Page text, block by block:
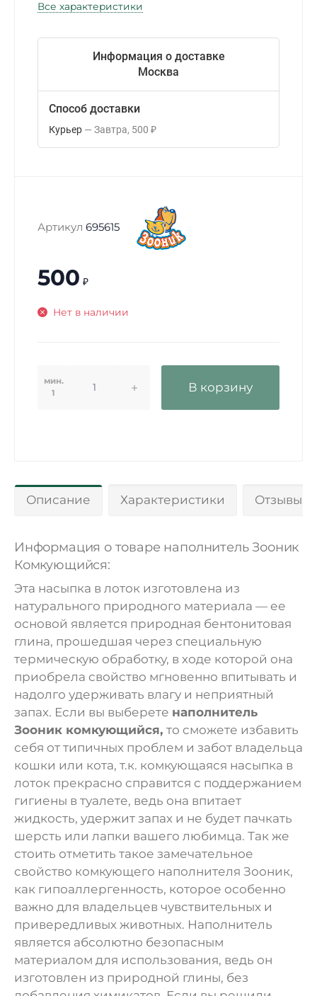
Все характеристики
Информация о доставке
Москва
Способ доставки
Курьер Завтра 500 ₽
Артикул 695615
500 ₽
Нет в наличии
мин.
1
В корзину
Описание Характеристики Отзывы 0
Информация о товаре наполнитель Зооник
Комкующийся:
Эта насыпка в лоток изготовлена из
натурального природного материала — ее
основой является природная бентонитовая
глина, прошедшая через специальную
термическую обработку, в ходе которой она
приобрела свойство мгновенно впитывать и
надолго удерживать влагу и неприятный
запах. Если вы выберете наполнитель
Зооник комкующийся, то сможете избавить
себя от типичных проблем и забот владельца
кошки или кота, т.к. комкующаяся насыпка в
лоток прекрасно справится с поддержанием
гигиены в туалете, ведь она впитает
жидкость, удержит запах и не будет пачкать
шерсть или лапки вашего любимца. Так же
стоить отметить такое замечательное
свойство комкующего наполнителя Зооник,
как гипоаллергенность, которое особенно
важно для владельцев чувствительных и
привередливых животных. Наполнитель
является абсолютно безопасным
материалом для использования, ведь он
изготовлен из природной глины, без